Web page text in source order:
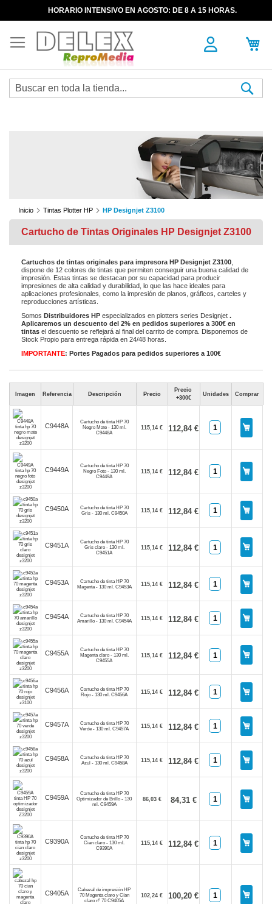
HORARIO INTENSIVO EN AGOSTO: DE 8 A 15 HORAS.
Inicio Tintas Plotter HP HP Designjet Z3100
Cartucho de Tintas Originales HP Designjet Z3100
Cartuchos de tintas originales para impresora HP Designjet Z3100
dispone de 12 colores de tintas que permiten conseguir una buena calidad de
impresión. Estas tintas se destacan por su capacidad para producir
impresiones de alta calidad y durabilidad, lo que las hace ideales para
aplicaciones profesionales, como la impresión de planos, gráficos, carteles y
reproducciones artísticas.
Somos Distribuidores HP especializados en plotters series Designjet .
Aplicaremos un descuento del 2% en pedidos superiores a 300€ en
tintas el descuento se reflejará al final del carrito de compra. Disponemos de
Stock Propio para entrega rápida en 24/48 horas.
IMPORTANTE: Portes Pagados para pedidos superiores a 100€
Imagen Referencia Descripción Precio
Precio
+300€
Unidades Comprar
C9448A
Cartucho de tinta HP 70
Negro Mate - 130 ml.
C9448A
115,14 € 112,84 €
C9449A
Cartucho de tinta HP 70
Negro Foto - 130 ml.
C9449A
115,14 € 112,84 €
C9450A
Cartucho de tinta HP 70
Gris - 130 ml. C9450A
115,14 € 112,84 €
C9451A
Cartucho de tinta HP 70
Gris claro - 130 ml.
C9451A
115,14 € 112,84 €
C9453A
Cartucho de tinta HP 70
Magenta - 130 ml. C9453A
115,14 € 112,84 €
C9454A
Cartucho de tinta HP 70
Amarillo - 130 ml. C9454A
115,14 € 112,84 €
C9455A
Cartucho de tinta HP 70
Magenta claro - 130 ml.
C9455A
115,14 € 112,84 €
C9456A
Cartucho de tinta HP 70
Rojo - 130 ml. C9456A
115,14 € 112,84 €
C9457A
Cartucho de tinta HP 70
Verde - 130 ml. C9457A
115,14 € 112,84 €
C9458A
Cartucho de tinta HP 70
Azul - 130 ml. C9458A
115,14 € 112,84 €
C9459A
Cartucho de tinta HP 70
Optimizador de Brillo - 130
ml. C9459A
86,03 € 84,31 €
C9390A
Cartucho de tinta HP 70
Cian claro - 130 ml.
C9390A
115,14 € 112,84 €
C9405A
Cabezal de impresión HP
70 Magenta claro y Cían
claro nº 70 C9405A
102,24 € 100,20 €